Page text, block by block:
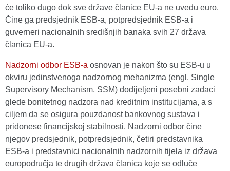
će toliko dugo dok sve države članice EU-a ne uvedu euro.
Čine ga predsjednik ESB-a, potpredsjednik ESB-a i
guverneri nacionalnih središnjih banaka svih 27 država
članica EU-a.
Nadzorni odbor ESB-a osnovan je nakon što su ESB-u u
okviru jedinstvenoga nadzornog mehanizma (engl. Single
Supervisory Mechanism, SSM) dodijeljeni posebni zadaci
glede bonitetnog nadzora nad kreditnim institucijama, a s
ciljem da se osigura pouzdanost bankovnog sustava i
pridonese financijskoj stabilnosti. Nadzorni odbor čine
njegov predsjednik, potpredsjednik, četiri predstavnika
ESB-a i predstavnici nacionalnih nadzornih tijela iz država
europodručja te drugih država članica koje se odluče